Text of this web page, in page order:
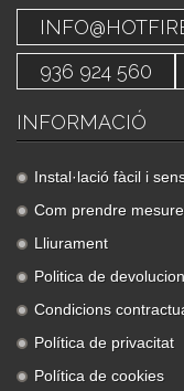
936 924 560
INFORMACIÓ
Instal·lació fàcil i
Com prendre
Lliurament
Politica de
Condicions
Política de privacitat
Política de cookies